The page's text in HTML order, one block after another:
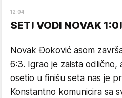
12:04
SET! VODI NOVAK 1:0!
Novak Đoković asom
6:3. Igrao je zaista odlično,
osetio u finišu seta nas je
Konstantno komunicira sa